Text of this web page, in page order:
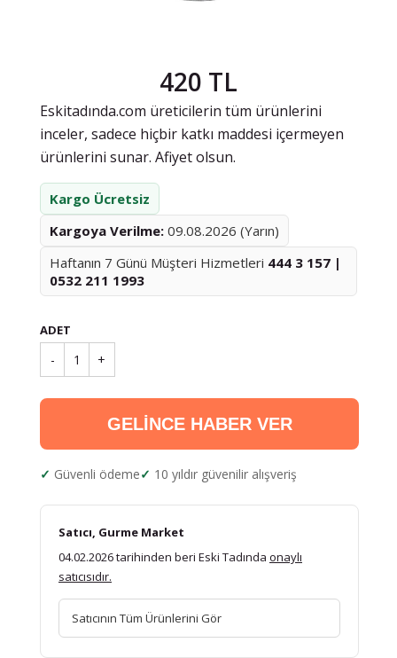
420 TL
Eskitadında.com üreticilerin tüm ürünlerini
inceler, sadece hiçbir katkı maddesi içermeyen
ürünlerini sunar. Afiyet olsun.
Kargo Ücretsiz
Kargoya Verilme: 09.08.2026 (Yarın)
Haftanın 7 Günü Müşteri Hizmetleri 444 3 157 |
0532 211 1993
ADET
- 1 +
GELİNCE HABER VER
Güvenli ödeme 10 yıldır güvenilir alışveriş
Satıcı, Gurme Market
04.02.2026 tarihinden beri Eski Tadında onaylı
satıcısıdır.
Satıcının Tüm Ürünlerini Gör